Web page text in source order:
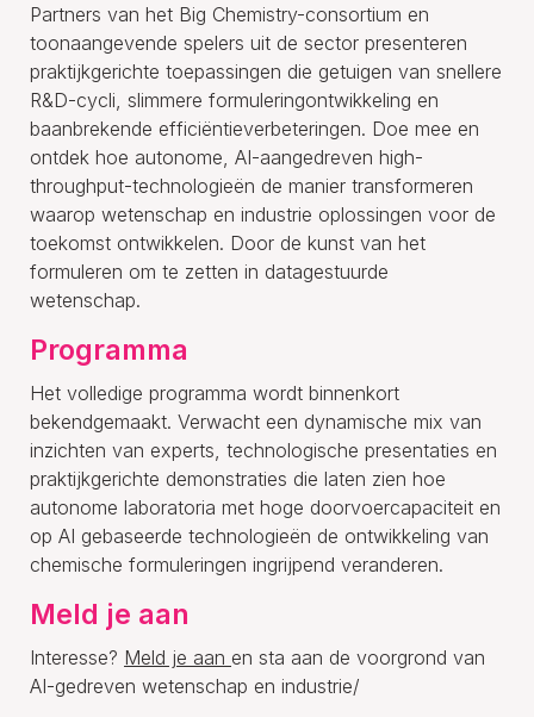
Partners van het Big Chemistry-consortium en
toonaangevende spelers uit de sector presenteren
praktijkgerichte toepassingen die getuigen van snellere
R&D-cycli, slimmere formuleringontwikkeling en
baanbrekende efficiëntieverbeteringen. Doe mee en
ontdek hoe autonome, AI-aangedreven high-
throughput-technologieën de manier transformeren
waarop wetenschap en industrie oplossingen voor de
toekomst ontwikkelen. Door de kunst van het
formuleren om te zetten in datagestuurde
wetenschap.
Programma
Het volledige programma wordt binnenkort
bekendgemaakt. Verwacht een dynamische mix van
inzichten van experts, technologische presentaties en
praktijkgerichte demonstraties die laten zien hoe
autonome laboratoria met hoge doorvoercapaciteit en
op AI gebaseerde technologieën de ontwikkeling van
chemische formuleringen ingrijpend veranderen.
Meld je aan
Interesse? Meld je aan en sta aan de voorgrond van
AI-gedreven wetenschap en industrie/